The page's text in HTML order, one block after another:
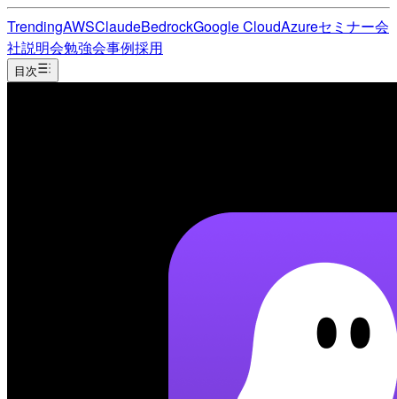
TrendingAWSClaudeBedrockGoogle CloudAzureセミナー会
社説明会勉強会事例採用
目次